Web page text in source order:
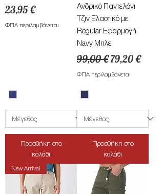
Τιμή
23,95 €
ΦΠΑ περιλαμβάνεται
Προσθήκη στο
καλάθι
Ανδρικό Παντελόνι
Τζιν Ελαστικό με
Regular Εφαρμογή
Navy Μπλε
Κανονική τιμή
99,00 € Τιμή
79,20 €
ΦΠΑ περιλαμβάνεται
Προσθήκη στο
καλάθι
New Arrival